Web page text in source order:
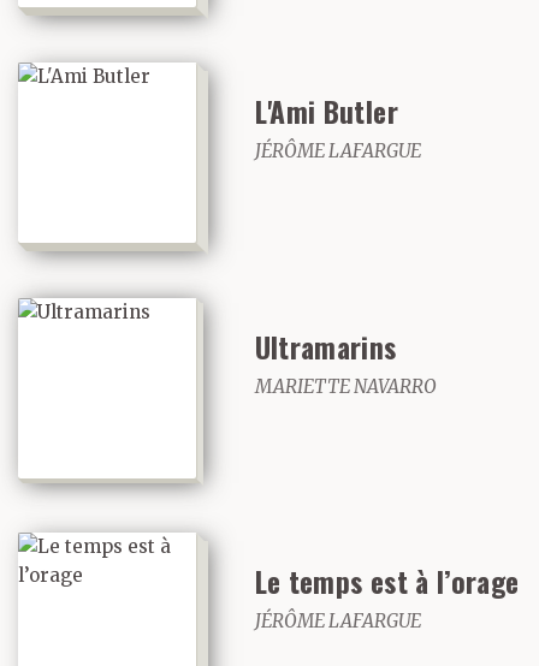
L'Ami Butler
JÉRÔME LAFARGUE
Ultramarins
MARIETTE NAVARRO
Le temps est à l’orage
JÉRÔME LAFARGUE